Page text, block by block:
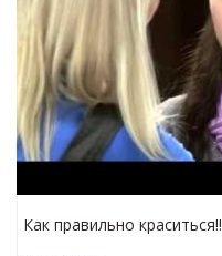
Как правильно